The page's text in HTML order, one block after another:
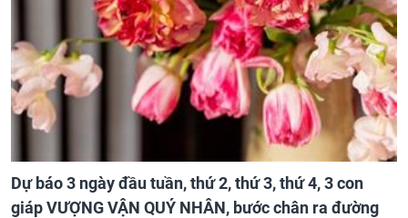
Dự báo 3 ngày đầu tuần, thứ 2, thứ 3, thứ 4, 3 con
giáp VƯỢNG VẬN QUÝ NHÂN, bước chân ra đường